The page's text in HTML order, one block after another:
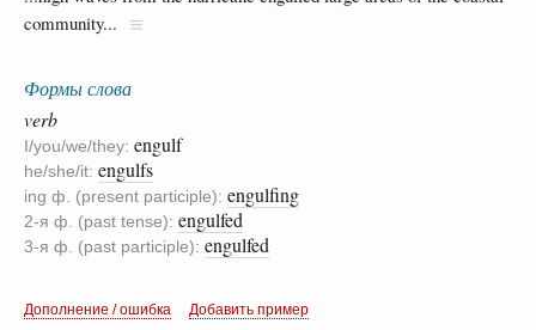
community...
Формы слова
verb
I/you/we/they: engulf
he/she/it: engulfs
ing ф. (present participle): engulfing
2-я ф. (past tense): engulfed
3-я ф. (past participle): engulfed
Дополнение / ошибка Добавить пример